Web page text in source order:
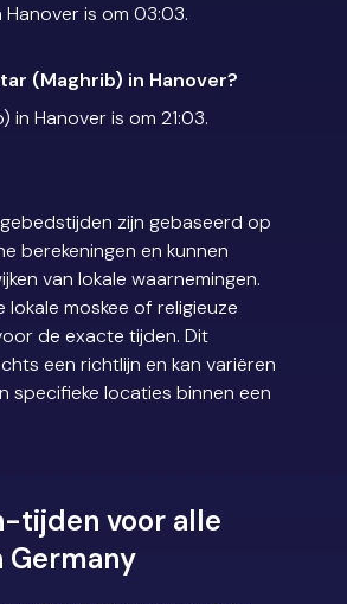
Hanover is om 03:03.
(Maghrib) in Hanover?
in Hanover is om 21:03.
zijn gebaseerd op
berekeningen en kunnen
van lokale waarnemingen.
lokale moskee of religieuze
de exacte tijden. Dit
een richtlijn en kan variëren
specifieke locaties binnen een
tijden voor alle
Germany